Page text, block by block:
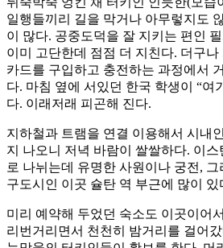
일행들끼리 길을 막거나 아무렇지도
이 많다. 공중도덕을 잘 지키는 편인
이미 고단한데 점점 더 지친다. 더구
카드를 구입하고 충전하는 과정에서
다. 마침 옆에 서있던 한국 학생이 “여
다. 이래저래 피곤해 진다.
지하철과 트램을 연결 이용해서 시내
지 나오니 저녁 바람이 쌀쌀하다. 이스
로 나뉘는데 유명한 사원이나 궁전, 그
구도시인 이곳 슐탄 역 부근에 많이 있
미리 예약해 두었던 숙소도 이곳이어
리번거리면서 천천히 밤거리를 걸어